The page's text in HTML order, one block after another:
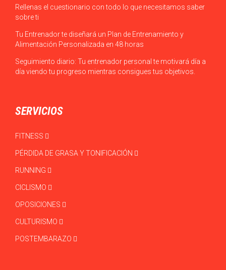
Rellenas el cuestionario con todo lo que necesitamos saber
sobre ti
Tu Entrenador te diseñará un Plan de Entrenamiento y
Alimentación Personalizada en 48 horas
Seguimiento diario: Tu entrenador personal te motivará día a
día viendo tu progreso mientras consigues tus objetivos.
SERVICIOS
FITNESS
PÉRDIDA DE GRASA Y TONIFICACIÓN
RUNNING
CICLISMO
OPOSICIONES
CULTURISMO
POSTEMBARAZO